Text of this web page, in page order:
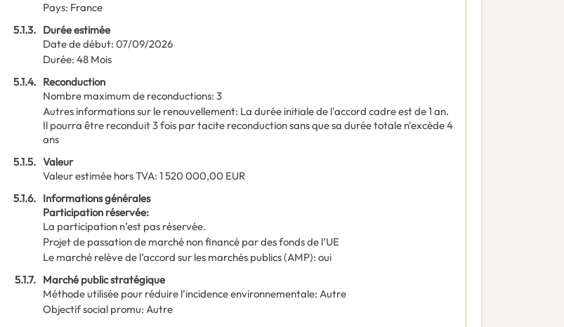
Pays: France
5.1.3. Durée estimée
Date de début: 07/09/2026
Durée: 48 Mois
5.1.4. Reconduction
Nombre maximum de reconductions: 3
Autres informations sur le renouvellement: La durée initiale de l'accord cadre est de 1 an.
Il pourra être reconduit 3 fois par tacite reconduction sans que sa durée totale n'excède 4
ans
5.1.5. Valeur
Valeur estimée hors TVA: 1 520 000,00 EUR
5.1.6. Informations générales
Participation réservée:
La participation n’est pas réservée.
Projet de passation de marché non financé par des fonds de l’UE
Le marché relève de l’accord sur les marchés publics (AMP): oui
5.1.7. Marché public stratégique
Méthode utilisée pour réduire l’incidence environnementale: Autre
Objectif social promu: Autre